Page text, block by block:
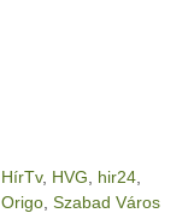
HírTv, HVG hir24
Origo Szabad Város